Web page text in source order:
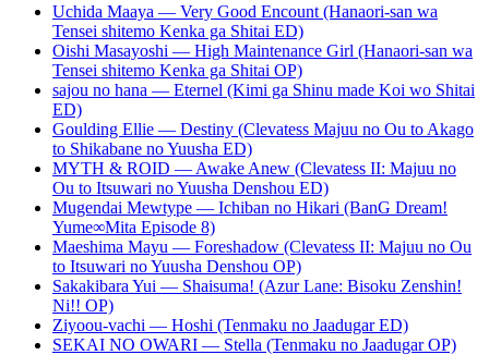
Uchida Maaya — Very Good Encount (Hanaori-san wa
Tensei shitemo Kenka ga Shitai ED)
Oishi Masayoshi — High Maintenance Girl (Hanaori-san wa
Tensei shitemo Kenka ga Shitai OP)
sajou no hana — Eternel (Kimi ga Shinu made Koi wo Shitai
ED)
Goulding Ellie — Destiny (Clevatess Majuu no Ou to Akago
to Shikabane no Yuusha ED)
MYTH & ROID — Awake Anew (Clevatess II: Majuu no
Ou to Itsuwari no Yuusha Denshou ED)
Mugendai Mewtype — Ichiban no Hikari (BanG Dream!
Yume∞Mita Episode 8)
Maeshima Mayu — Foreshadow (Clevatess II: Majuu no Ou
to Itsuwari no Yuusha Denshou OP)
Sakakibara Yui — Shaisuma! (Azur Lane: Bisoku Zenshin!
Ni!! OP)
Ziyoou-vachi — Hoshi (Tenmaku no Jaadugar ED)
SEKAI NO OWARI — Stella (Tenmaku no Jaadugar OP)